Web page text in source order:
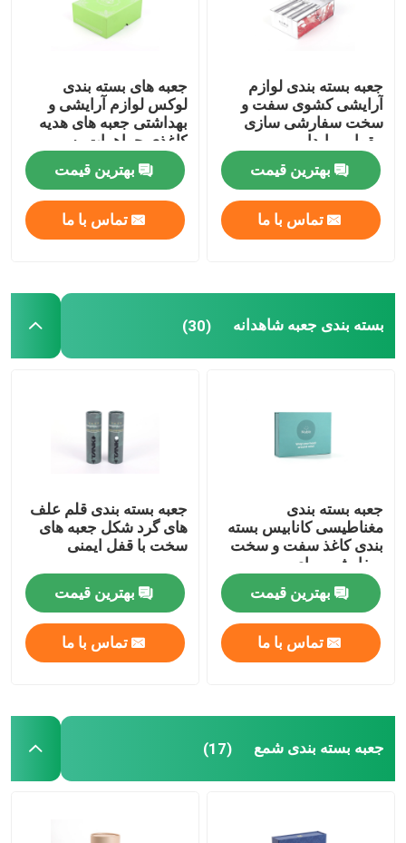
جعبه بسته بندی لوازم
آرایشی کشوی سفت و
سخت سفارشی سازی
مقوایی پایدار
بهترین قیمت
تماس با ما
جعبه های بسته بندی
لوکس لوازم آرایشی و
بهداشتی جعبه های هدیه
کاغذی جواهرات به
ضخامت 3.3 میلی متر
بهترین قیمت
تماس با ما
بسته بندی جعبه شاهدانه (30)
جعبه بسته بندی
مغناطیسی کانابیس بسته
بندی کاغذ سفت و سخت
سفارشی برای ویپ
بهترین قیمت
تماس با ما
جعبه بسته بندی قلم علف
های گرد شکل جعبه های
سخت با قفل ایمنی
بهترین قیمت
تماس با ما
جعبه بسته بندی شمع (17)